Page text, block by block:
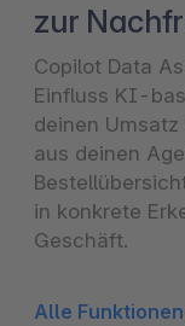
zur
Copilot Data
Einfluss KI-
deinen
aus deinen
in konkrete
Geschäft.
Alle